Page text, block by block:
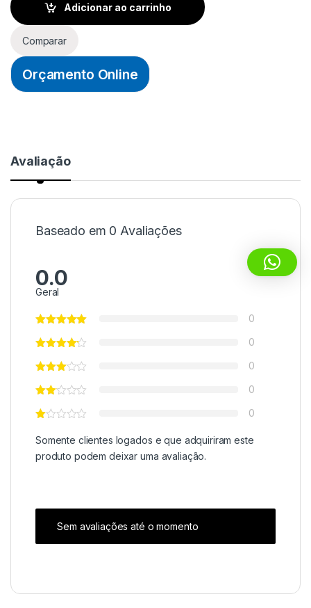
Adicionar ao carrinho
Comparar
Orçamento Online
Avaliação
Baseado em 0 Avaliações
0.0
Geral
0
0
0
0
0
Somente clientes logados e que adquiriram este
produto podem deixar uma avaliação.
Sem avaliações até o momento